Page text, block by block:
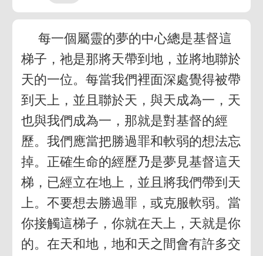
每一個屬靈的夢的中心總是基督這
梯子，祂是那將天帶到地，並將地聯於
天的一位。每當我們裡面深處覺得被帶
到天上，並且聯於天，與天成為一，天
也與我們成為一，那就是對基督的經
歷。我們應當把勝過罪和軟弱的想法忘
掉。正確生命的經歷乃是夢見基督這天
梯，已經立在地上，並且將我們帶到天
上。不要想去勝過罪，或克服軟弱。當
你接觸這梯子，你就在天上，天就是你
的。在天和地，地和天之間會有許多交